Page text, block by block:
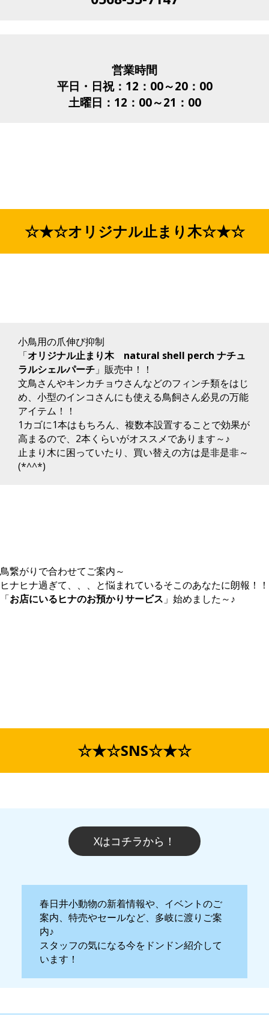
営業時間
平日・日祝：12：00～20：00
土曜日：12：00～21：00
☆★☆オリジナル止まり木☆★☆
小鳥用の爪伸び抑制
「オリジナル止まり木 natural shell perch ナチュ
ラルシェルパーチ 」販売中！！
文鳥さんやキンカチョウさんなどのフィンチ類をはじ
め、小型のインコさんにも使える鳥飼さん必見の万能
アイテム！！
1カゴに1本はもちろん、複数本設置することで効果が
高まるので、2本くらいがオススメであります～♪
止まり木に困っていたり、買い替えの方は是非是非～
(*^^*)
鳥繋がりで合わせてご案内～
ヒナヒナ過ぎて、、、と悩まれているそこのあなたに朗報！！
「お店にいるヒナのお預かりサービス 」始めました～♪
☆★☆SNS☆★☆
Xはコチラから！
春日井小動物の新着情報や、イベントのご
案内、特売やセールなど、多岐に渡りご案
内♪
スタッフの気になる今をドンドン紹介して
います！